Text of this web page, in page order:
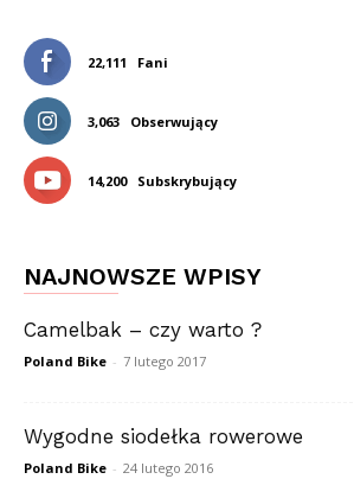
22,111 Fani
3,063 Obserwujący
14,200 Subskrybujący
NAJNOWSZE WPISY
Camelbak – czy warto ?
Poland Bike - 7 lutego 2017
Wygodne siodełka rowerowe
Poland Bike - 24 lutego 2016